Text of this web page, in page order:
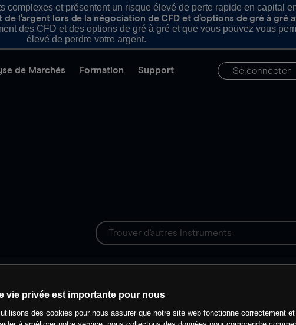
complexes et présentent un risque élevé de perte rapide en capital
l’argent lors de la négociation de CFD et d’options de gré à gré
des CFD et des options de gré à gré et que vous pouvez vous
élevé de perdre votre argent.
de Marchés Formation Support Se connecter
vie privée est importante pour nous
utilisons des cookies pour nous assurer que notre site web fonctionne correctement